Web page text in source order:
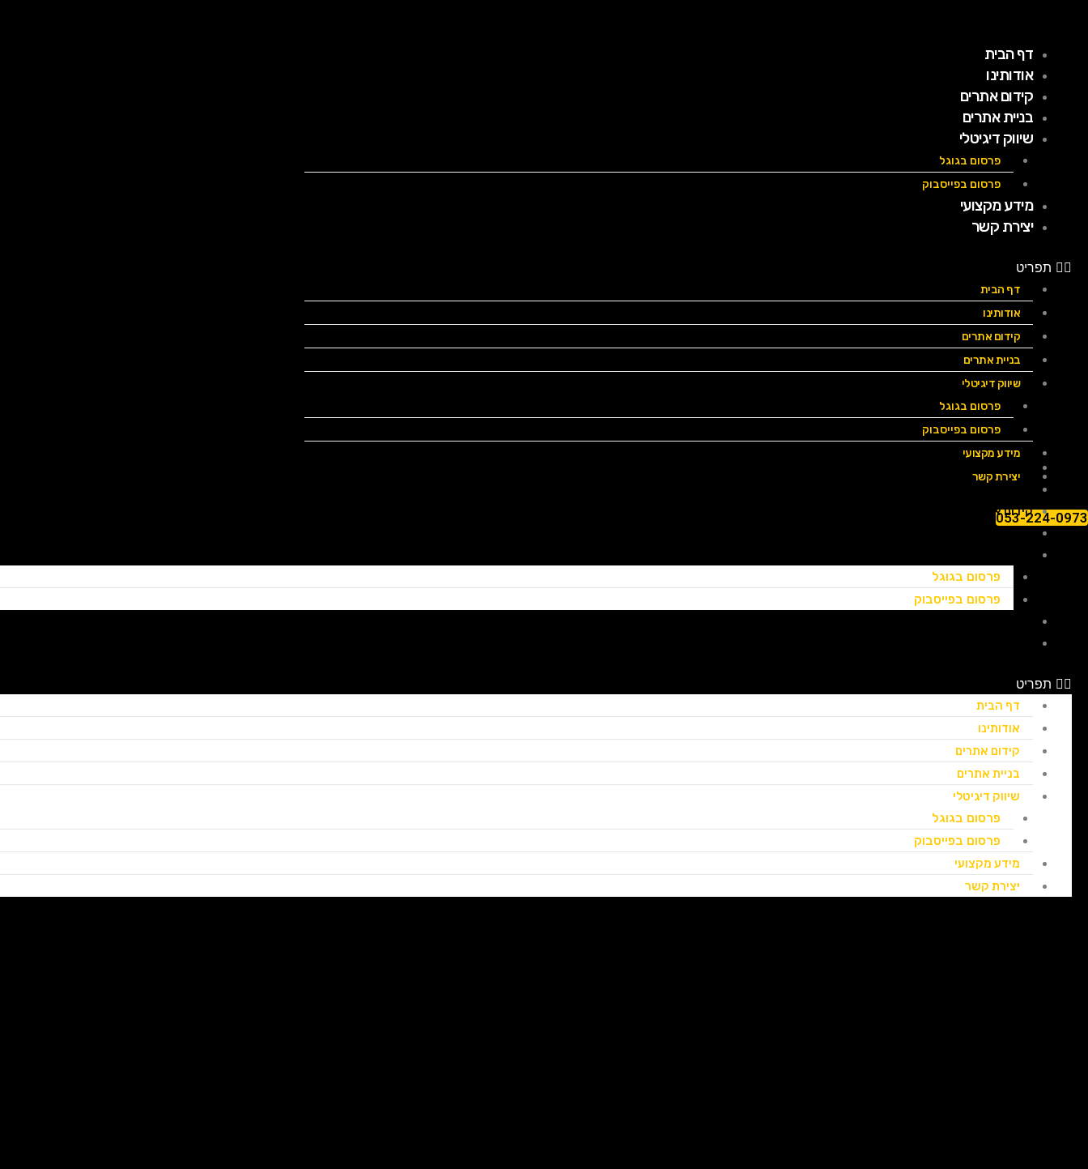
דף הבית
אודותינו
קידום אתרים
בניית אתרים
שיווק דיגיטלי
פרסום בגוגל
פרסום בפייסבוק
מידע מקצועי
יצירת קשר
תפריט
דף הבית
אודותינו
קידום אתרים
בניית אתרים
שיווק דיגיטלי
פרסום בגוגל
פרסום בפייסבוק
מידע מקצועי
יצירת קשר
053-224-0973
קידום אתרים
פרסום בגוגל
פרסום בפייסבוק
תפריט
דף הבית
אודותינו
קידום אתרים
בניית אתרים
שיווק דיגיטלי
פרסום בגוגל
פרסום בפייסבוק
מידע מקצועי
יצירת קשר